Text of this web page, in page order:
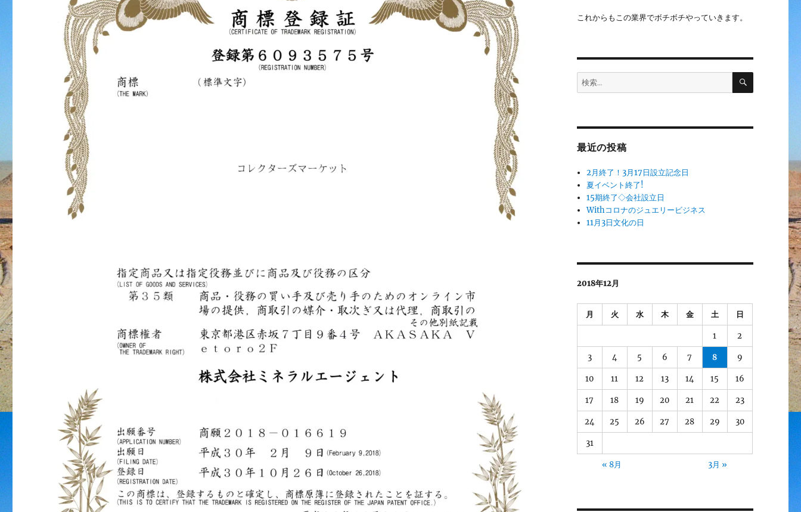
これからもこの業界でボチボチやっていきます。
検
索:
検
最近の投稿
2月終了！3月17日設立記念日
夏イベント終了!
15期終了◇会社設立日
Withコロナのジュエリービジネス
11月3日文化の日
2018年12月
月 火 水 木 金 土 日
1 2
3 4 5 6 7 8 9
10 11 12 13 14 15 16
17 18 19 20 21 22 23
24 25 26 27 28 29 30
31
« 8月 3月 »